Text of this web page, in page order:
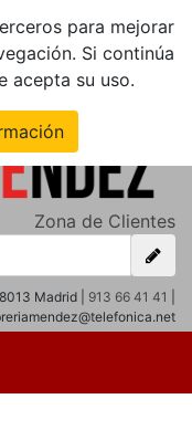
para mejorar
Si continúa
acepta su uso.
Zona de Clientes
Madrid | 913 66 41 41